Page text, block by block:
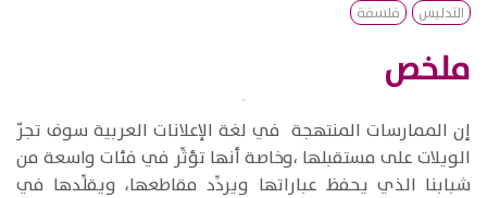
التدليس
فلسفة
ملخص
​إن الممارسات المنتهجة في لغة الإعلانات العربية سوف تجرّ
الويلات على مستقبلها ،وخاصة أنها تؤثِّر في فئات واسعة من
شبابنا الذي يحفظ عباراتها ويردِّد مقاطعها، ويقلِّدها في